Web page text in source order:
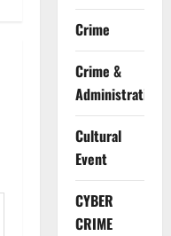
Crime
Crime &
Administration
Cultural
Event
CYBER
CRIME